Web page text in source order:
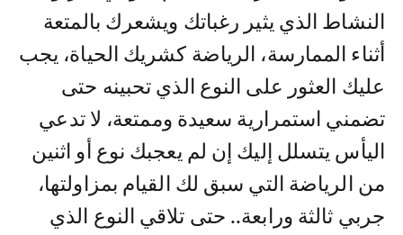
النشاط الذي يثير رغباتك ويشعرك بالمتعة
أثناء الممارسة، الرياضة كشريك الحياة، يجب
عليك العثور على النوع الذي تحبينه حتى
تضمني استمرارية سعيدة وممتعة، لا تدعي
اليأس يتسلل إليك إن لم يعجبك نوع أو اثنين
من الرياضة التي سبق لك القيام بمزاولتها،
جربي ثالثة ورابعة.. حتى تلاقي النوع الذي